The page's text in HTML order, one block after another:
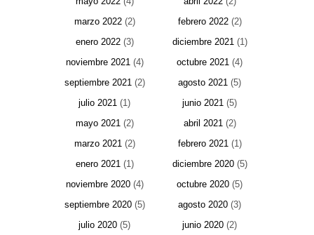
marzo 2022(2) febrero 2022(2)
enero 2022(3) diciembre 2021(1)
noviembre 2021(4) octubre 2021 (4)
septiembre 2021(2) agosto 2021 (5)
julio 2021 (1) junio 2021 (5)
mayo 2021(2) abril 2021(2)
marzo 2021(2) febrero 2021(1)
enero 2021(1) diciembre 2020(5)
noviembre 2020(4) octubre 2020 (5)
septiembre 2020(5) agosto 2020 (3)
julio 2020 (5) junio 2020 (2)